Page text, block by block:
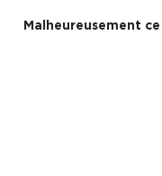
Malheureusement